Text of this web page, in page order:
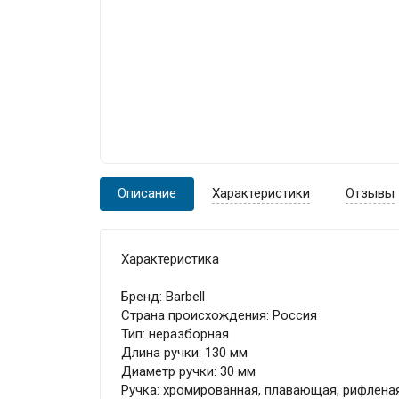
Описание Характеристики Отзывы
Характеристика
Бренд: Barbell
Страна происхождения: Россия
Тип: неразборная
Длина ручки: 130 мм
Диаметр ручки: 30 мм
Ручка: хромированная, плавающая,